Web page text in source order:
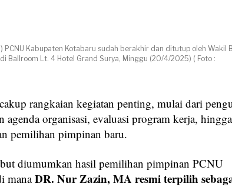
PCNU Kabupaten Kotabaru sudah berakhir dan ditutup oleh Wakil
Ballroom Lt. 4 Hotel Grand Surya, Minggu (20/4/2025) ( Foto :
rangkaian kegiatan penting, mulai dari
agenda organisasi, evaluasi program kerja, hingga
pemilihan pimpinan baru.
diumumkan hasil pemilihan pimpinan PCNU
manaDR. Nur Zazin, MA resmi terpilih